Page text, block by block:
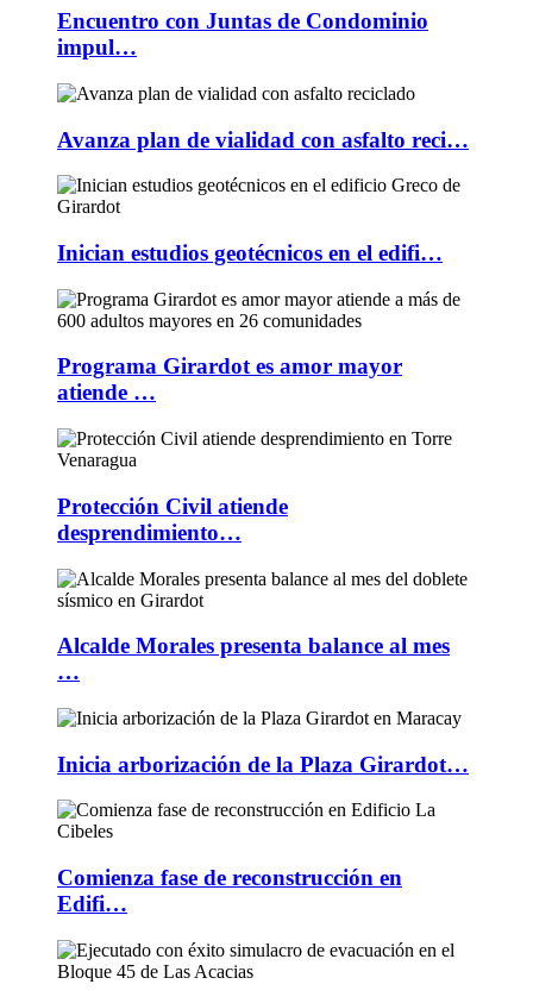
Encuentro con Juntas de Condominio
impul…
Avanza plan de vialidad con asfalto reci…
Inician estudios geotécnicos en el edifi…
Programa Girardot es amor mayor
atiende …
Protección Civil atiende
desprendimiento…
Alcalde Morales presenta balance al mes
…
Inicia arborización de la Plaza Girardot…
Comienza fase de reconstrucción en
Edifi…